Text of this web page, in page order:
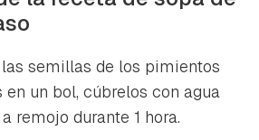
semillas de los pimientos
en un bol, cúbrelos con agua
remojo durante 1 hora.